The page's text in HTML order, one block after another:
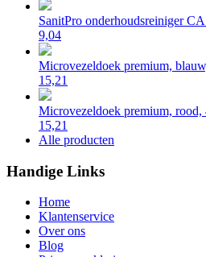
SanitPro onderhoudsreiniger
9,04
Microvezeldoek premium,
15,21
Microvezeldoek premium,
15,21
Alle producten
Handige Links
Home
Klantenservice
Over ons
Blog